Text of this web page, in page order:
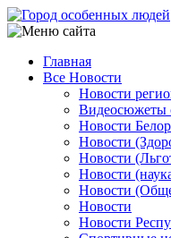
Перейти
к
содержанию
Main
navigation
Главная
Все Новости
Новости
Видеосюжеты
Новости
Новости
Новости
Новости
Новости
Новости
Новости